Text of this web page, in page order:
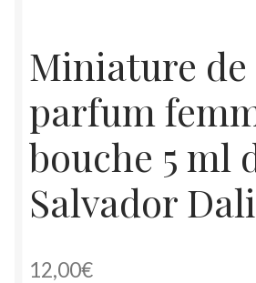
Miniature de
parfum
bouche 5 ml
Salvador Dali
12,00€